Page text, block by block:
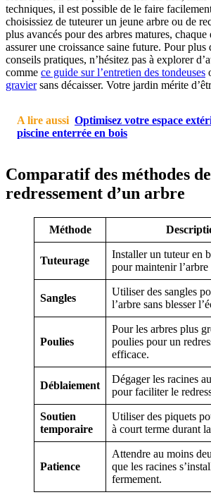
techniques, il est possible de le faire
choisissiez de tuteurer un jeune arbre ou de
plus avancés pour des arbres matures,
assurer une croissance saine future. Pour plus
conseils pratiques, n’hésitez pas à explorer
comme ce guide sur l’entretien des tondeuses
graviersans décaisser. Votre jardin mérite
A lire aussi Optimisez votre espace
piscine enterrée en bois
Comparatif des méthodes de
redressement d’un arbre
Méthode
Tuteurage
Installer un tuteur en
pour maintenir
Sangles
Utiliser des sangles
l’arbre sans blesser
Poulies
Pour les arbres plus
poulies pour un
efficace.
Déblaiement
Dégager les racines
pour faciliter le
Soutien
temporaire
Utiliser des piquets
à court terme durant
Patience
Attendre au moins
que les racines
fermement.